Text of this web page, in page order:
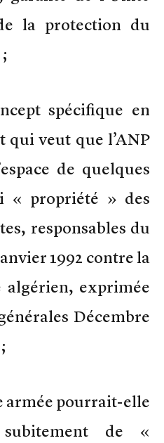
la protection du
spécifique en
qui veut que l’ANP
de quelques
« propriété » des
responsables du
1992 contre la
algérien, exprimée
Décembre
armée pourrait-elle
de «